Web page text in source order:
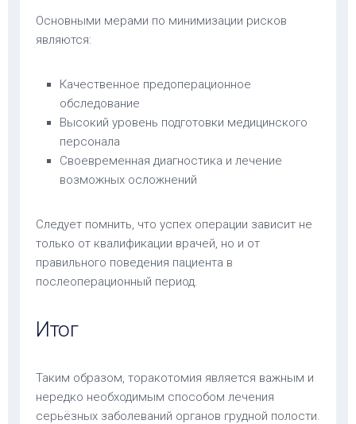
Основными мерами по минимизации рисков
являются:
Качественное предоперационное
обследование
Высокий уровень подготовки медицинского
персонала
Своевременная диагностика и лечение
возможных осложнений
Следует помнить, что успех операции зависит не
только от квалификации врачей, но и от
правильного поведения пациента в
послеоперационный период.
Итог
Таким образом, торакотомия является важным и
нередко необходимым способом лечения
серьёзных заболеваний органов грудной полости.